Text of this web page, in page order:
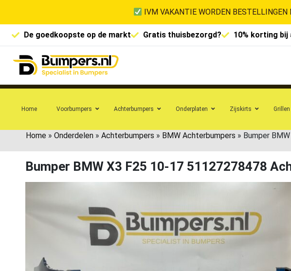
IVM VAKANTIE WORDEN
De goedkoopste op de markt Gratis thuisbezorgd? 10% korting bij
Home Voorbumpers Achterbumpers Onderplaten Zijskirts Grillen
Home » Onderdelen » Achterbumpers » BMW Achterbumpers » Bumper
Bumper BMW X3 F25 10-17 51127278478